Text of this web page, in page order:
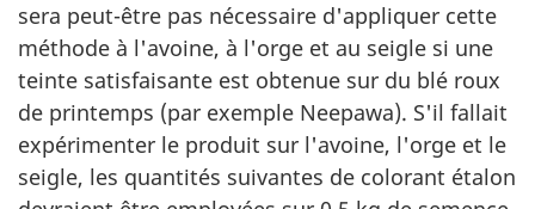
sera peut-être pas nécessaire d'appliquer cette
méthode à l'avoine, à l'orge et au seigle si une
teinte satisfaisante est obtenue sur du blé roux
de printemps (par exemple Neepawa). S'il fallait
expérimenter le produit sur l'avoine, l'orge et le
seigle, les quantités suivantes de colorant étalon